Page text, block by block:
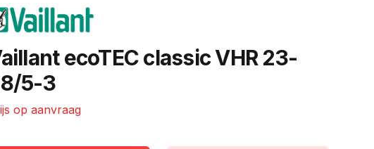
ecoTEC classic VHR 23-
5-3
op aanvraag